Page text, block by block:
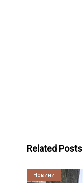
Related Posts
Култура
Новини